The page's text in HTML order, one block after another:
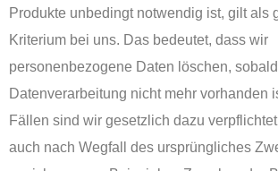
Produkte unbedingt notwendig ist, gilt als
Kriterium bei uns. Das bedeutet, dass wir
personenbezogene Daten löschen,
Datenverarbeitung nicht mehr vorhanden
Fällen sind wir gesetzlich dazu
auch nach Wegfall des ursprüngliches